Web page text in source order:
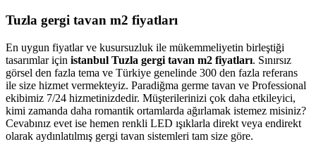
Tuzla gergi tavan m2 fiyatları
En uygun fiyatlar ve kusursuzluk ile mükemmeliyetin birleştiği
tasarımlar için istanbul Tuzla gergi tavan m2 fiyatları. Sınırsız
görsel den fazla tema ve Türkiye genelinde 300 den fazla referans
ile size hizmet vermekteyiz. Paradiğma germe tavan ve Professional
ekibimiz 7/24 hizmetinizdedir. Müşterilerinizi çok daha etkileyici,
kimi zamanda daha romantik ortamlarda ağırlamak istemez misiniz?
Cevabınız evet ise hemen renkli LED ışıklarla direkt veya endirekt
olarak aydınlatılmış gergi tavan sistemleri tam size göre.